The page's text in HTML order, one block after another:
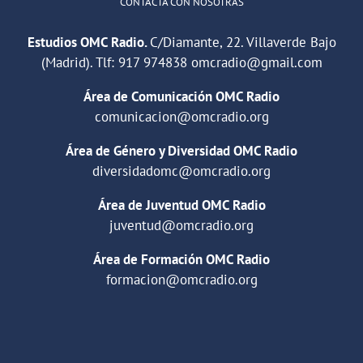
Estudios OMC Radio.C/Diamante, 22. Villaverde Bajo
(Madrid). Tlf: 917 974838 omcradio@gmail.com
Área de Comunicación OMC Radio
comunicacion@omcradio.org
Área de Género y Diversidad OMC Radio
diversidadomc@omcradio.org
Área de Juventud OMC Radio
juventud@omcradio.org
Área de Formación OMC Radio
formacion@omcradio.org